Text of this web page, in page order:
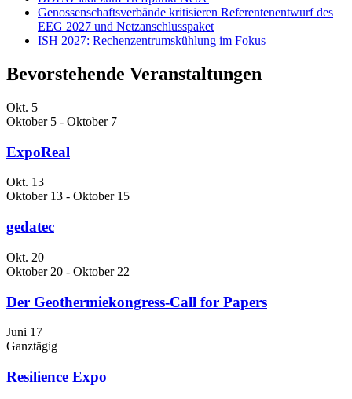
Genossenschaftsverbände kritisieren Referentenentwurf des
EEG 2027 und Netzanschlusspaket
ISH 2027: Rechenzentrumskühlung im Fokus
Bevorstehende Veranstaltungen
Okt. 5
Oktober 5 - Oktober 7
ExpoReal
Okt. 13
Oktober 13 - Oktober 15
gedatec
Okt. 20
Oktober 20 - Oktober 22
Der Geothermiekongress-Call for Papers
Juni 17
Ganztägig
Resilience Expo